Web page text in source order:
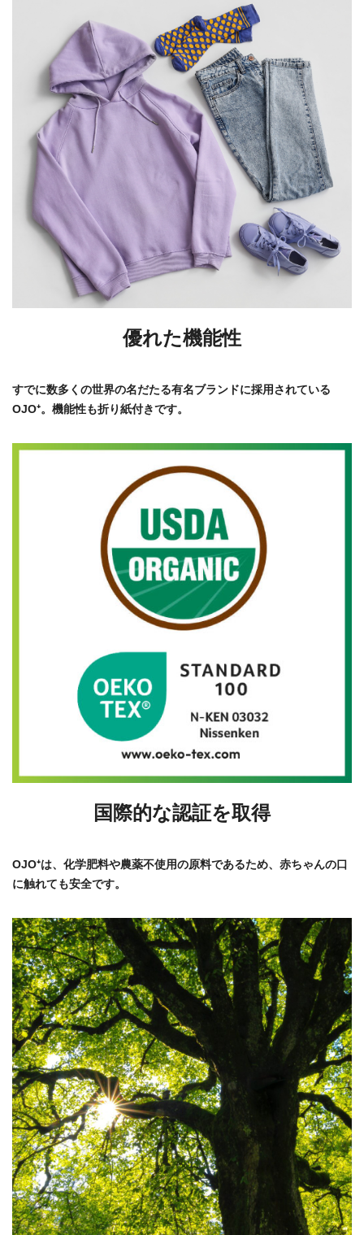
優れた機能性
すでに数多くの世界の名だたる有名ブランドに採用されている
OJO⁺。機能性も折り紙付きです。
国際的な認証を取得
OJO⁺は、化学肥料や農薬不使用の原料であるため、赤ちゃんの口
に触れても安全です。